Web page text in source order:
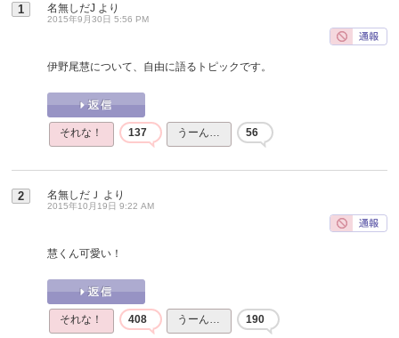
1 名無しだJ より
2015年9月30日 5:56 PM
伊野尾慧について、自由に語るトピックです。
それな！ 137 うーん… 56
2 名無しだＪ より
2015年10月19日 9:22 AM
慧くん可愛い！
それな！ 408 うーん… 190